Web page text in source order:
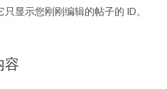
显示您刚刚编辑的帖子的 ID。
容